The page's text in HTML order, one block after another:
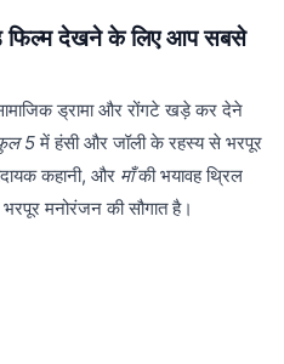
फिल्म देखने के लिए आप सबसे
ड्रामा और रोंगटे खड़े कर देने
5में हंसी और जॉली के रहस्य से भरपूर
कहानी, और माँकी भयावह थ्रिल
मनोरंजन की सौगात है।